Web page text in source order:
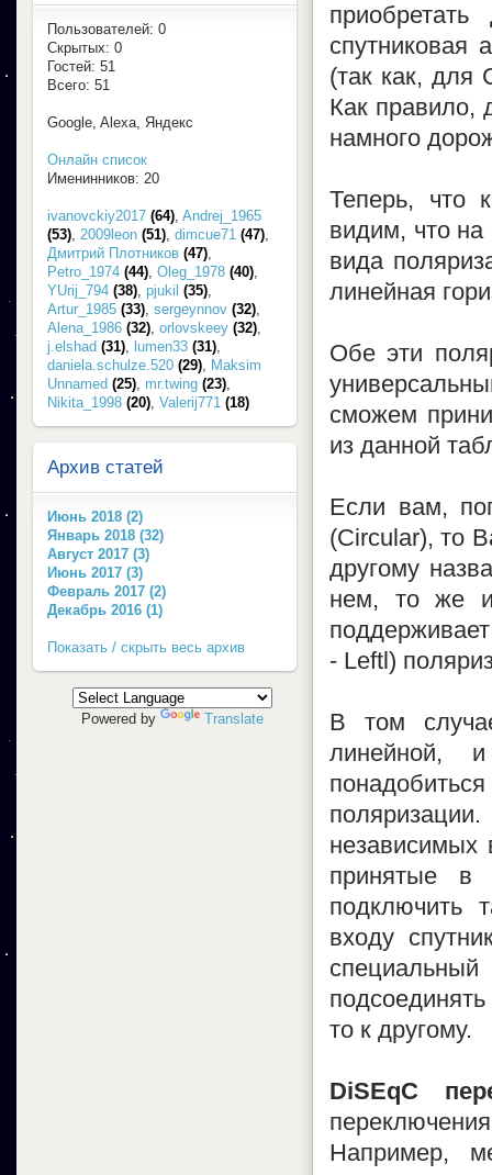
спутниковая
(так как, для
Как правило,
намного
Теперь, что
видим, что на
вида
линейная
Обе эти
сможем
из данной
Если вам,
(Circular), то
другому
нем, то же
- Leftl)
В том
линейной,
независимых
принятые в
подключить
входу
то к другому.
DiSEqC
Например,
Пользователей: 0
Скрытых: 0
Гостей: 51
Всего: 51
Google, Alexa, Яндекс
Онлайн список
Именинников: 20
ivanovckiy2017 (64), Andrej_1965
(53), 2009leon (51), dimcue71 (47),
Дмитрий Плотников (47),
Petro_1974 (44), Oleg_1978 (40),
YUrij_794 (38), pjukil (35),
Artur_1985 (33), sergeynnov (32),
Alena_1986 (32), orlovskeey (32),
j.elshad (31), lumen33 (31),
daniela.schulze.520 (29), Maksim
Unnamed (25), mr.twing (23),
Nikita_1998 (20), Valerij771 (18)
Архив статей
Июнь 2018 (2)
Январь 2018 (32)
Август 2017 (3)
Июнь 2017 (3)
Февраль 2017 (2)
Декабрь 2016 (1)
Показать / скрыть весь архив
Powered by Translate